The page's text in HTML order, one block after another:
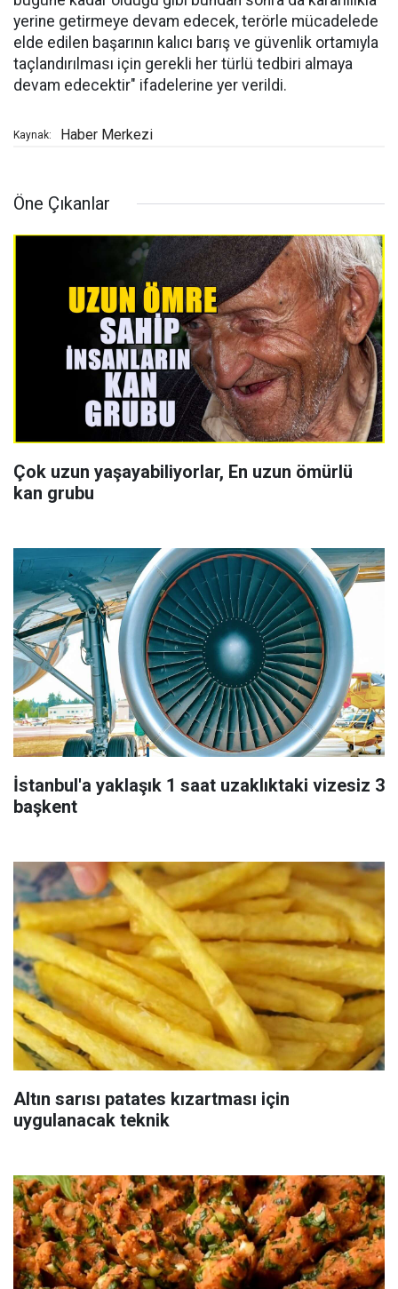
yerine getirmeye devam edecek, terörle mücadelede
elde edilen başarının kalıcı barış ve güvenlik ortamıyla
taçlandırılması için gerekli her türlü tedbiri almaya
devam edecektir" ifadelerine yer verildi.
Kaynak: Haber Merkezi
Öne Çıkanlar
Çok uzun yaşayabiliyorlar, En uzun ömürlü
kan grubu
İstanbul'a yaklaşık 1 saat uzaklıktaki vizesiz 3
başkent
Altın sarısı patates kızartması için
uygulanacak teknik